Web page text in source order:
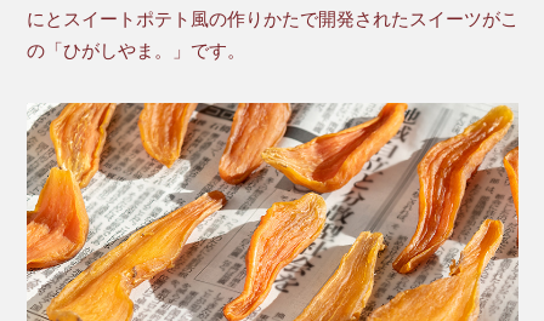
にとスイートポテト風の作りかたで開発されたスイーツがこ
の「ひがしやま。」です。